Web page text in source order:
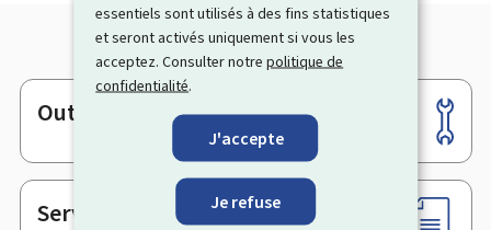
essentiels sont utilisés à des fins statistiques
et seront activés uniquement si vous les
acceptez. Consulter notrepolitique de
confidentialité.
J'accepte
Je refuse
Pied
de
page
Outils
Services en ligne & Formulaires